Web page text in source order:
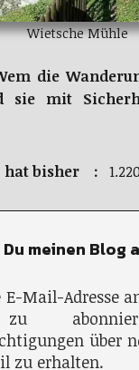
Wietsche Mühle
die
sie mit
hat bisher :
meinen Blog
E-Mail-Adresse
über
zu erhalten.